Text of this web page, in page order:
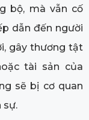
bộ, mà vẫn cố
dẫn đến người
gây thương tật
tài sản của
sẽ bị cơ quan
sự.